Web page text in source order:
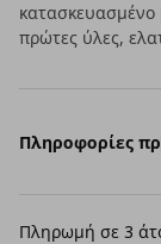
κατασκευασμένο
πρώτες ύλες,
Πληροφορίες
Πληρωμή σε 3